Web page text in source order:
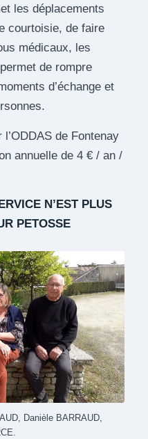
les déplacements
courtoisie, de faire
médicaux, les
de rompre
d’échange et
de Fontenay
annuelle de 4 € / an /
N’EST PLUS
PETOSSE
Danièle BARRAUD,